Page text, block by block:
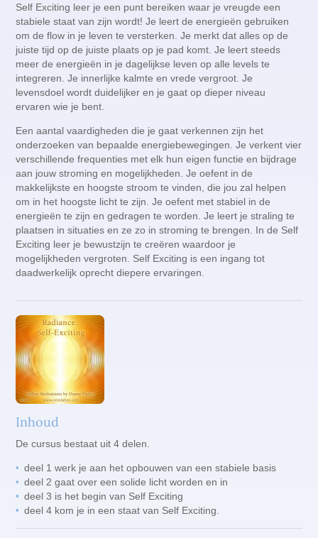
Self Exciting leer je een punt bereiken waar je vreugde een
stabiele staat van zijn wordt! Je leert de energieën gebruiken
om de flow in je leven te versterken. Je merkt dat alles op de
juiste tijd op de juiste plaats op je pad komt. Je leert steeds
meer de energieën in je dagelijkse leven op alle levels te
integreren. Je innerlijke kalmte en vrede vergroot. Je
levensdoel wordt duidelijker en je gaat op dieper niveau
ervaren wie je bent.
Een aantal vaardigheden die je gaat verkennen zijn het
onderzoeken van bepaalde energiebewegingen. Je verkent vier
verschillende frequenties met elk hun eigen functie en bijdrage
aan jouw stroming en mogelijkheden. Je oefent in de
makkelijkste en hoogste stroom te vinden, die jou zal helpen
om in het hoogste licht te zijn. Je oefent met stabiel in de
energieën te zijn en gedragen te worden. Je leert je straling te
plaatsen in situaties en ze zo in stroming te brengen. In de Self
Exciting leer je bewustzijn te creëren waardoor je
mogelijkheden vergroten. Self Exciting is een ingang tot
daadwerkelijk oprecht diepere ervaringen.
Inhoud
De cursus bestaat uit 4 delen.
deel 1 werk je aan het opbouwen van een stabiele basis
deel 2 gaat over een solide licht worden en in
deel 3 is het begin van Self Exciting
deel 4 kom je in een staat van Self Exciting.